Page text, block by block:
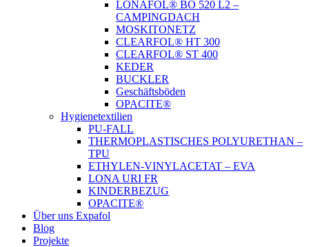
LONAFOL® BO 520 L2 –
CAMPINGDACH
MOSKITONETZ
CLEARFOL® HT 300
CLEARFOL® ST 400
KEDER
BUCKLER
Geschäftsböden
OPACITE®
Hygienetextilien
PU-FALL
THERMOPLASTISCHES POLYURETHAN –
TPU
ETHYLEN-VINYLACETAT – EVA
LONA URI FR
KINDERBEZUG
OPACITE®
Über uns Expafol
Blog
Projekte